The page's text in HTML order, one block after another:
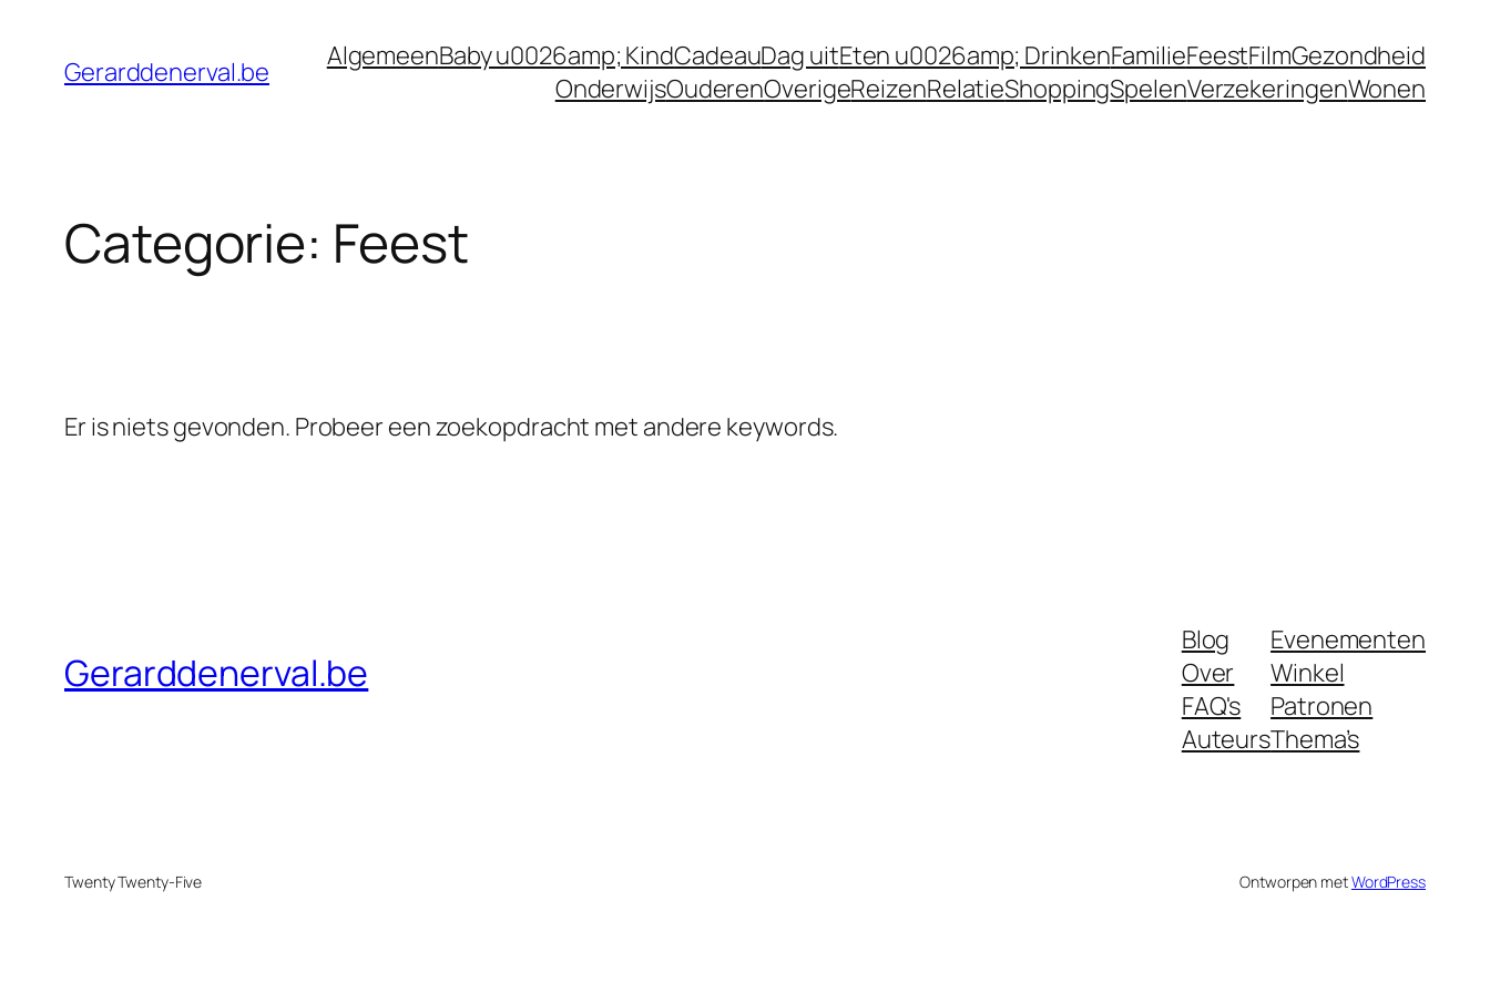
Gerarddenerval.be AlgemeenBaby u0026amp; KindCadeauDag uitEten u0026amp; DrinkenFamilieFeestFilmGezondheid
OnderwijsOuderenOverigeReizenRelatieShoppingSpelenVerzekeringenWonen
Categorie: Feest
Er is niets gevonden. Probeer een zoekopdracht met andere keywords.
Gerarddenerval.be
Blog
Over
FAQ's
Auteurs
Evenementen
Winkel
Patronen
Thema’s
Twenty Twenty-Five Ontworpen metWordPress